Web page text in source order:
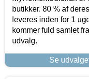
butikker. 80 % af
leveres inden for 1
kommer fuld samlet
udvalg.
Se